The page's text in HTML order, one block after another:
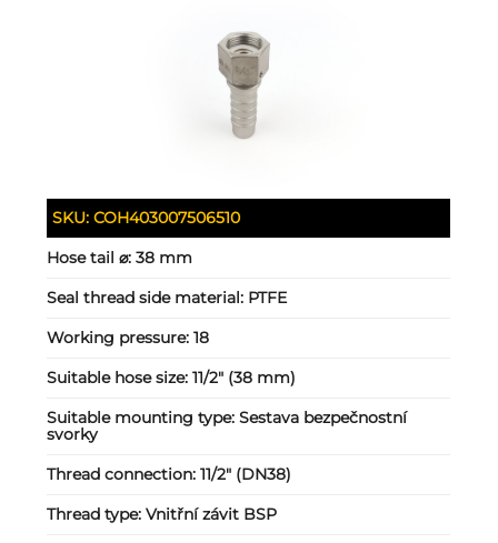
SKU:COH403007506510
Hose tail ⌀:38 mm
Seal thread side material: PTFE
Working pressure:18
Suitable hose size:11/2" (38 mm)
Suitable mounting type:Sestava bezpečnostní
svorky
Thread connection:11/2" (DN38)
Thread type:Vnitřní závit BSP